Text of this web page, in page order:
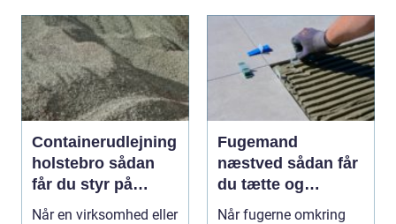
Containerudlejning
holstebro sådan
får du styr på
affald og materialer
Når en virksomhed eller
Fugemand
næstved sådan får
du tætte og
holdbare fuger
Når fugerne omkring